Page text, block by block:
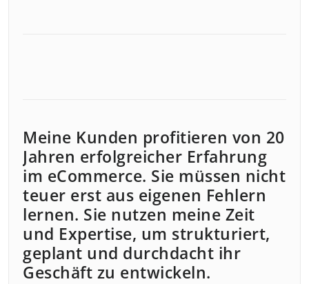
Meine Kunden profitieren von 20
Jahren erfolgreicher Erfahrung
im eCommerce. Sie müssen nicht
teuer erst aus eigenen Fehlern
lernen. Sie nutzen meine Zeit
und Expertise, um strukturiert,
geplant und durchdacht ihr
Geschäft zu entwickeln.